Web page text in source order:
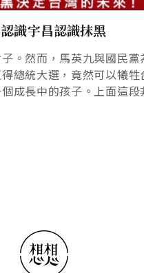
認識宇昌認識抹黑
。然而，馬英九與國民黨
總統大選，竟然可以犧牲
成長中的孩子。上面這段